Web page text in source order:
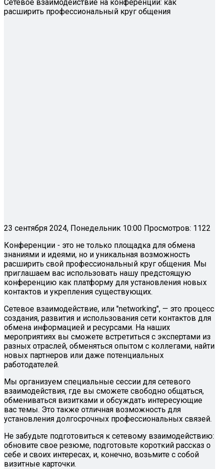
Сетевое взаимодействие на конференции: как
расширить профессиональный круг общения
23 сентября 2024, Понедельник 10:00 Просмотров: 1122
Конференции - это не только площадка для обмена
знаниями и идеями, но и уникальная возможность
расширить свой профессиональный круг общения. Мы
приглашаем вас использовать нашу предстоящую
конференцию как платформу для установления новых
контактов и укрепления существующих.
Сетевое взаимодействие, или "networking", — это процесс
создания, развития и использования сети контактов для
обмена информацией и ресурсами. На наших
мероприятиях вы сможете встретиться с экспертами из
разных отраслей, обменяться опытом с коллегами, найти
новых партнеров или даже потенциальных
работодателей.
Мы организуем специальные сессии для сетевого
взаимодействия, где вы сможете свободно общаться,
обмениваться визитками и обсуждать интересующие
вас темы. Это также отличная возможность для
установления долгосрочных профессиональных связей.
Не забудьте подготовиться к сетевому взаимодействию:
обновите свое резюме, подготовьте короткий рассказ о
себе и своих интересах, и, конечно, возьмите с собой
визитные карточки.